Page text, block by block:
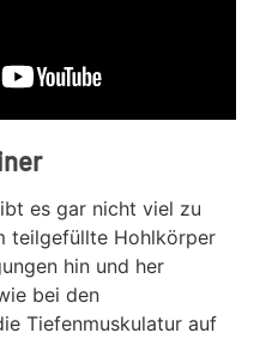
es gar nicht viel zu
teilgefüllte Hohlkörper
hin und her
bei den
Tiefenmuskulatur auf